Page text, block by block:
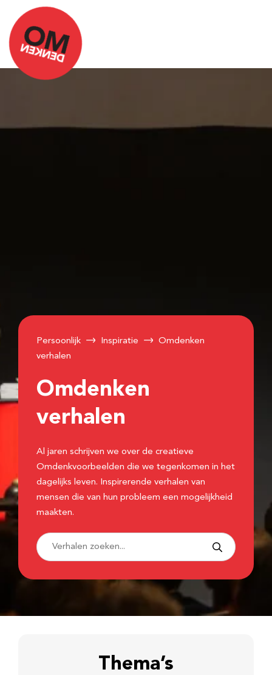
Persoonlijk Inspiratie
Omdenken
verhalen
Omdenken
verhalen
Al jaren schrijven we over de creatieve
Omdenkvoorbeelden die we tegenkomen in het
dagelijks leven. Inspirerende verhalen van
mensen die van hun probleem een mogelijkheid
maakten.
Thema’s